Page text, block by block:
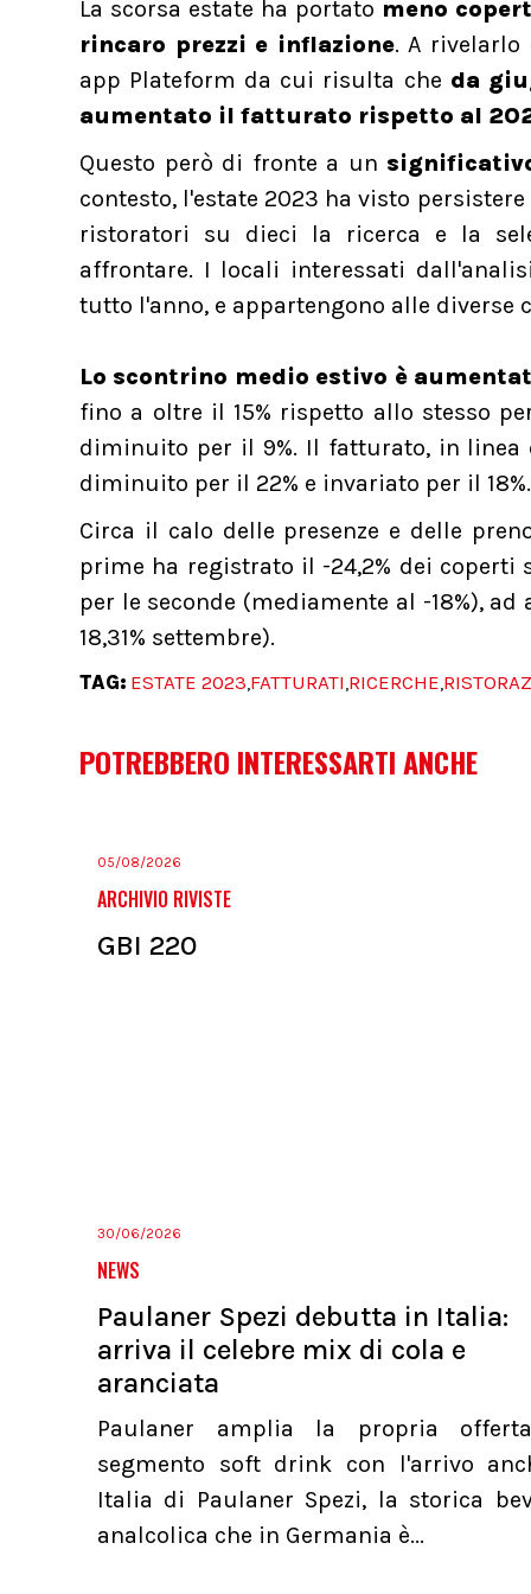
La scorsa estate ha portato meno
rincaro prezzi e inflazione. A rivelarlo
app Plateform da cui risulta che da
aumentato il fatturato rispetto al
Questo però di fronte a un
contesto, l'estate 2023 ha visto persistere
ristoratori su dieci la ricerca e la
affrontare. I locali interessati
tutto l'anno, e appartengono alle diverse
Lo scontrino medio estivo è
fino a oltre il 15% rispetto allo stesso
diminuito per il 9%. Il fatturato, in linea
diminuito per il 22% e invariato per il 18%.
Circa il calo delle presenze e delle
prime ha registrato il -24,2% dei coperti
per le seconde (mediamente al -18%), ad
18,31% settembre).
TAG: ESTATE 2023,FATTURATI,RICERCHE,
POTREBBERO INTERESSARTI ANCHE
05/08/2026
ARCHIVIO RIVISTE
GBI 220
30/06/2026
NEWS
Paulaner Spezi debutta in Italia:
arriva il celebre mix di cola e
aranciata
Paulaner amplia la propria
segmento soft drink con l'arrivo
Italia di Paulaner Spezi, la storica
analcolica che in Germania è...